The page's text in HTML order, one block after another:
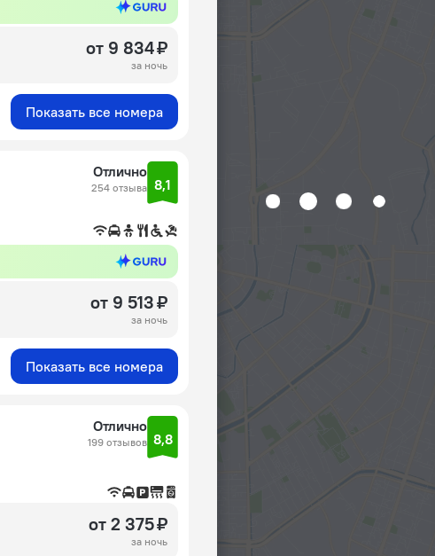
от 9 834 ₽
за ночь
Показать все номера
Отлично
254 отзыва 8,1
от 9 513 ₽
за ночь
Показать все номера
Отлично
199 отзывов 8,8
от 2 375 ₽
за ночь